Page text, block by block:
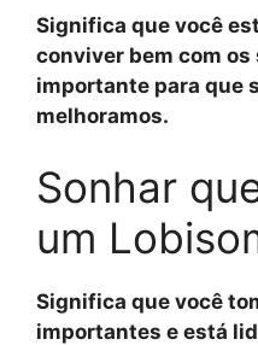
Significa que você
conviver bem com os
importante para que
melhoramos.
Sonhar
um
Significa que você
importantes e está